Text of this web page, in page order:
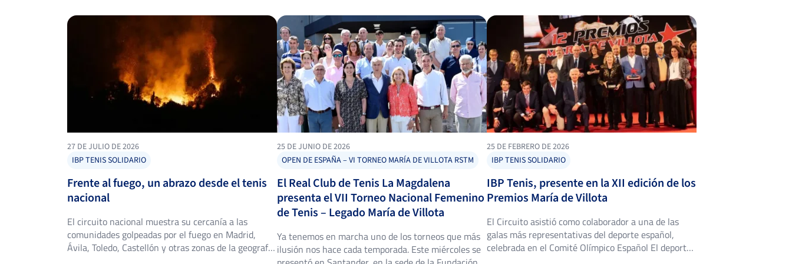
27 DE JULIO DE 2026
IBP TENIS SOLIDARIO
Frente al fuego, un abrazo desde el tenis
nacional
El circuito nacional muestra su cercanía a las
comunidades golpeadas por el fuego en Madrid,
Ávila, Toledo, Castellón y otras zonas de la geografía
25 DE JUNIO DE 2026
OPEN DE ESPAÑA – VI TORNEO MARÍA DE VILLOTA RSTM
El Real Club de Tenis La Magdalena
presenta el VII Torneo Nacional Femenino
de Tenis – Legado María de Villota
Ya tenemos en marcha uno de los torneos que más
ilusión nos hace cada temporada. Este miércoles se
25 DE FEBRERO DE 2026
IBP TENIS SOLIDARIO
IBP Tenis, presente en la XII edición de los
Premios María de Villota
El Circuito asistió como colaborador a una de las
galas más representativas del deporte español,
celebrada en el Comité Olímpico Español El deporte